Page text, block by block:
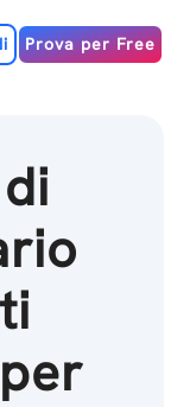
Prova per Free